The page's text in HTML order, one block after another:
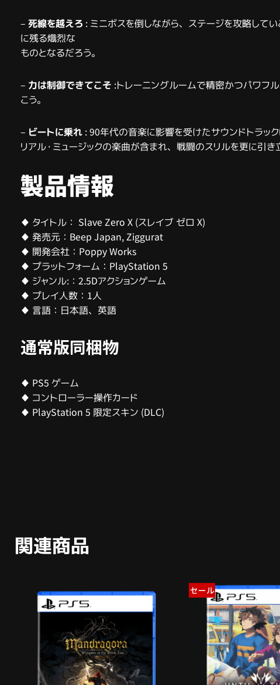
– 死線を越えろ : ミニボスを倒しながら、ステージを攻略して
に残る熾烈な
ものとなるだろう。
– 力は制御できてこそ :トレーニングルームで精密かつパワフ
こう。
– ビートに乗れ : 90年代の音楽に影響を受けたサウンドトラッ
リアル・ミュージックの楽曲が含まれ、戦闘のスリルを更に引き
製品情報
♦ タイトル： Slave Zero X (スレイブ ゼロ X)
♦ 発売元：Beep Japan, Ziggurat
♦ 開発会社：Poppy Works
♦ プラットフォーム：PlayStation 5
♦ ジャンル:：2.5Dアクションゲーム
♦ プレイ人数：1人
♦ 言語：日本語、英語
通常版同梱物
♦ PS5 ゲーム
♦ コントローラー操作カード
♦ PlayStation 5 限定スキン (DLC)
関連商品
セール